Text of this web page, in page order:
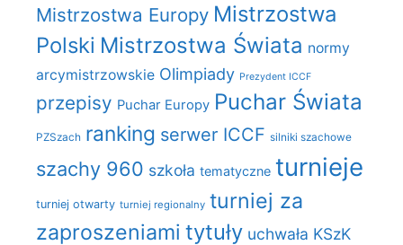
Mistrzostwa Europy Mistrzostwa
Polski Mistrzostwa Świata normy
arcymistrzowskie Olimpiady Prezydent ICCF
przepisy Puchar Europy Puchar Świata
PZSzach ranking serwer ICCF silniki szachowe
szachy 960 szkoła tematyczne turnieje
turniej otwarty turniej regionalny turniej za
zaproszeniami tytuły uchwała KSzK